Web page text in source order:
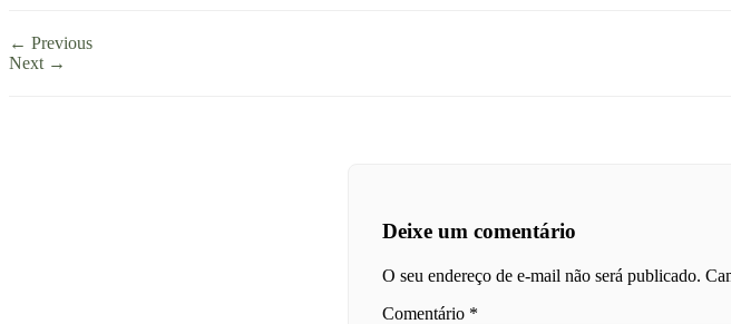
← Previous
Next →
Deixe um comentário
O seu endereço de e-mail não será publicado.
Comentário *